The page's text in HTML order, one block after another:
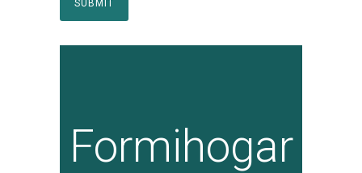
Formihogar